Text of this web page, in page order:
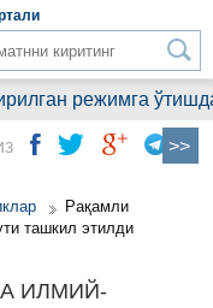
режимга
Рақамли
ташкил этилди
ИЛМИЙ-